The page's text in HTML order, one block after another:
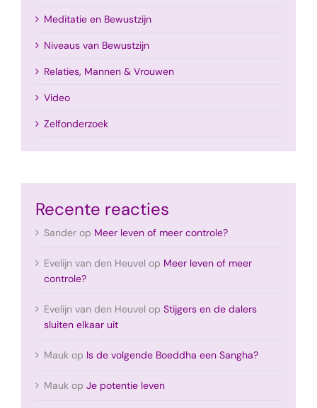
Meditatie en Bewustzijn
Niveaus van Bewustzijn
Relaties, Mannen & Vrouwen
Video
Zelfonderzoek
Recente reacties
Sanderop Meer leven of meer controle?
Evelijn van den Heuvel op Meer leven of meer
controle?
Evelijn van den Heuvel op Stijgers en de dalers
sluiten elkaar uit
Maukop Is de volgende Boeddha een Sangha?
Maukop Je potentie leven